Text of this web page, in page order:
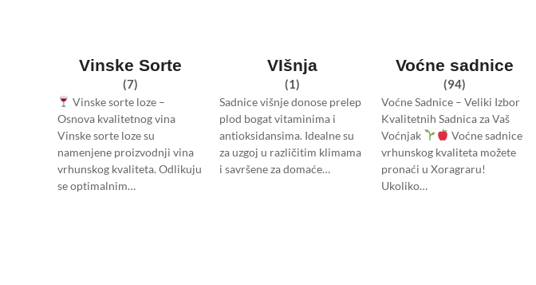
Vinske Sorte
(7)
Vinske sorte loze –
Osnova kvalitetnog vina
Vinske sorte loze su
namenjene proizvodnji vina
vrhunskog kvaliteta. Odlikuju
se optimalnim…
VIšnja
(1)
Sadnice višnje donose prelep
plod bogat vitaminima i
antioksidansima. Idealne su
za uzgoj u različitim klimama
i savršene za domaće…
Voćne sadnice
(94)
Voćne Sadnice – Veliki Izbor
Kvalitetnih Sadnica za Vaš
Voćnjak
Voćne sadnice
vrhunskog kvaliteta možete
pronaći u Xoragraru!
Ukoliko…